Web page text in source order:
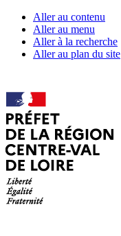
Aller au contenu
Aller au menu
Aller à la recherche
Aller au plan du site